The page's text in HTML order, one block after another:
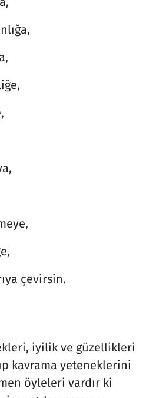
çevirsin.
iyilik ve güzellikleri
kavrama yeteneklerini
öyleleri vardır ki